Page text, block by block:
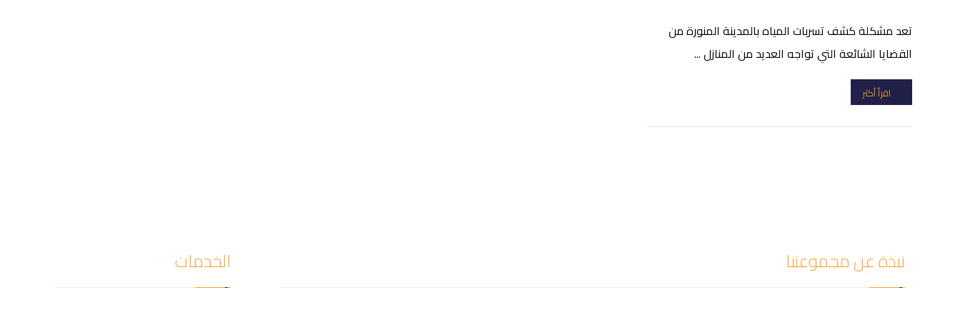
تعد مشكلة كشف تسربات المياه بالمدينة المنورة من
القضايا الشائعة التي تواجه العديد من المنازل ...
اقرأ أكثر
نبذة عن مجموعتنا الخدمات